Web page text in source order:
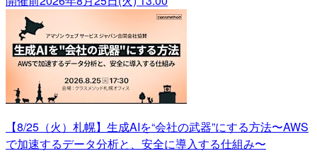
【8/25（火）札幌】生成AIを“会社の武器”にする方法〜AWS
で加速するデータ分析と、安全に導入する仕組み〜